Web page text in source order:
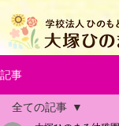
記事
全ての記事